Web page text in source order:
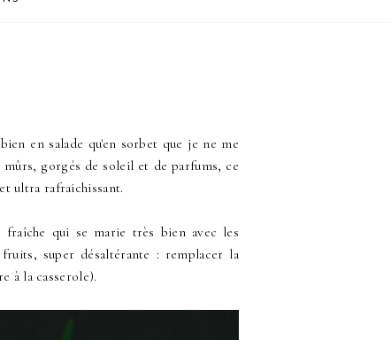
en salade qu'en sorbet que je ne me
gorgés de soleil et de parfums, ce
ultra rafraichissant.
fraîche qui se marie très bien avec les
super désaltérante : remplacer la
à la casserole).